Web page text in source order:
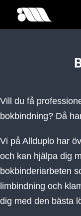
Vill du få
bokbindning? Då
Vi på Allduplo har
och kan hjälpa dig
bokbinderiarbeten
limbindning och
dig med den bästa